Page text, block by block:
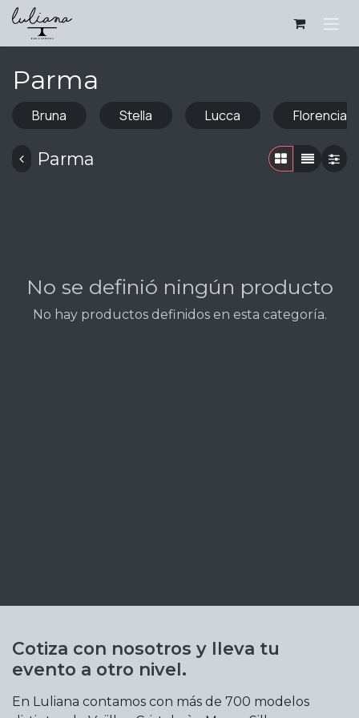
Ir al contenido
Parma
Bruna Stella Lucca Florencia
Parma
No se definió ningún producto
No hay productos definidos en esta categoría.
Cotiza con nosotros y lleva tu
evento a otro nivel.
En Luliana contamos con más de 700 modelos